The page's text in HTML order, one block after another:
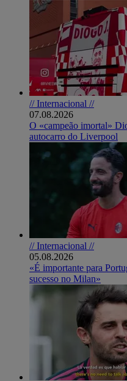
// Internacional //
07.08.2026
O «campeão imortal»
autocarro do Liverpool
// Internacional //
05.08.2026
«É importante para
sucesso no Milan»